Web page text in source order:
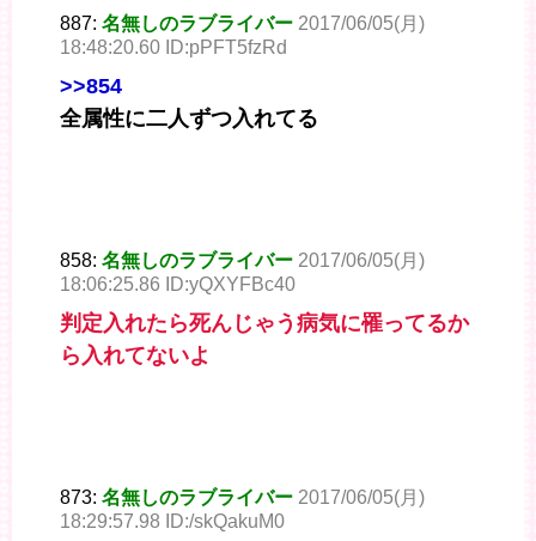
887: 名無しのラブライバー 2017/06/05(月)
18:48:20.60 ID:pPFT5fzRd
>>854
全属性に二人ずつ入れてる
858: 名無しのラブライバー 2017/06/05(月)
18:06:25.86 ID:yQXYFBc40
判定入れたら死んじゃう病気に罹ってるか
ら入れてないよ
873: 名無しのラブライバー 2017/06/05(月)
18:29:57.98 ID:/skQakuM0